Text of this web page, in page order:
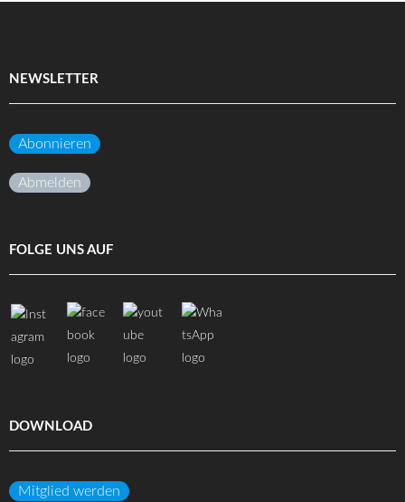
NEWSLETTER
Abonnieren
Abmelden
FOLGE UNS AUF
DOWNLOAD
Mitglied werden